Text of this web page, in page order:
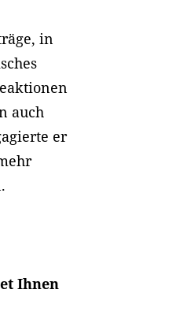
in
auch
er
Ihnen